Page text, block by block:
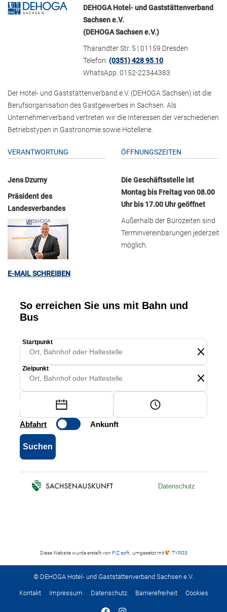
DEHOGA Hotel- und Gaststättenverband
Sachsen e.V.
(DEHOGA Sachsen e.V.)
Tharandter Str. 5 | 01159 Dresden
Telefon:(0351) 428 95 10
WhatsApp: 0152-22344383
Der Hotel- und Gaststättenverband e.V. (DEHOGA Sachsen) ist die
Berufsorganisation des Gastgewerbes in Sachsen. Als
Unternehmerverband vertreten wir die Interessen der verschiedenen
Betriebstypen in Gastronomie sowie Hotellerie.
VERANTWORTUNG
Jens Dzurny
Präsident des
Landesverbandes
E-MAIL SCHREIBEN
ÖFFNUNGSZEITEN
Die Geschäftsstelle ist
Montag bis Freitag von 08.00
Uhr bis 17.00 Uhr geöffnet
Außerhalb der Bürozeiten sind
Terminvereinbarungen jederzeit
möglich.
Diese Website wurde erstellt von FIZ soft , umgesetzt mit TYPO3
© DEHOGA Hotel- und Gaststättenverband Sachsen e.V.
Kontakt Impressum Datenschutz Barrierefreiheit Cookies